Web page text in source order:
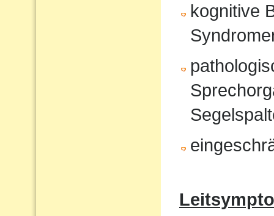
kognitive